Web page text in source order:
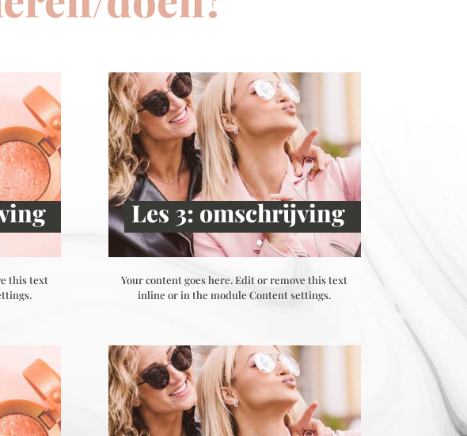
this text
Les 3: omschrijving
Your content goes here. Edit or remove this text
inline or in the module Content settings.